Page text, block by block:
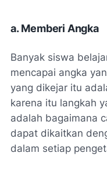
a. Memberi Angka
Banyak siswa
mencapai angka
yang dikejar itu
karena itu langkah
adalah bagaimana
dapat dikaitkan
dalam setiap